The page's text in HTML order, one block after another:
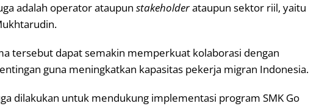
adalah operator ataupun stakeholderataupun sektor riil, yaitu
tersebut dapat semakin memperkuat kolaborasi dengan
guna meningkatkan kapasitas pekerja migran Indonesia.
dilakukan untuk mendukung implementasi program SMK Go